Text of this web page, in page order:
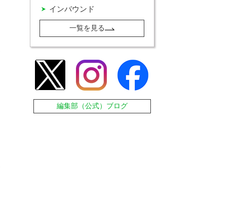
インバウンド
一覧を見る
編集部（公式）ブログ